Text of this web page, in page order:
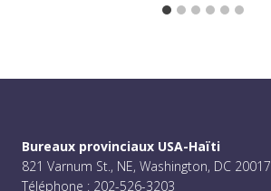
Bureaux provinciaux USA-Haïti
821 Varnum St., NE, Washington, DC 20017
Téléphone : 202-526-3203